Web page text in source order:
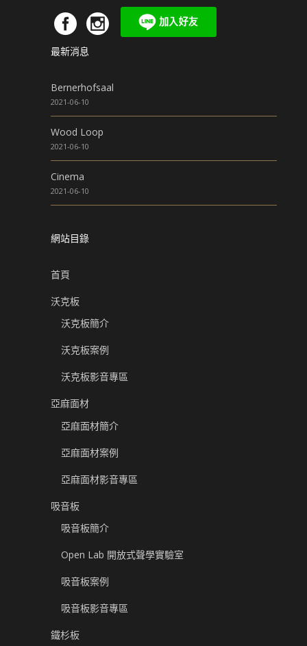
最新消息
Bernerhofsaal
2021-06-10
Wood Loop
2021-06-10
Cinema
2021-06-10
網站目錄
首頁
沃克板
沃克板簡介
沃克板案例
沃克板影音專區
亞麻面材
亞麻面材簡介
亞麻面材案例
亞麻面材影音專區
吸音板
吸音板簡介
Open Lab 開放式聲學實驗室
吸音板案例
吸音板影音專區
鐵杉板